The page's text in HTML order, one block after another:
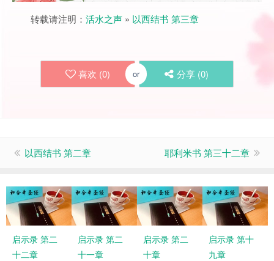
转载请注明： 活水之声 » 以西结书 第三章
喜欢 (0) or 分享 (0)
以西结书 第二章 耶利米书 第三十二章
启示录 第二
十二章
启示录 第二
十一章
启示录 第二
十章
启示录 第十
九章